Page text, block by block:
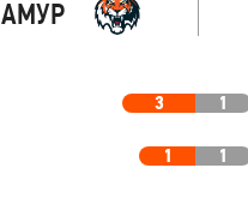
АМУР
3 1
1 1